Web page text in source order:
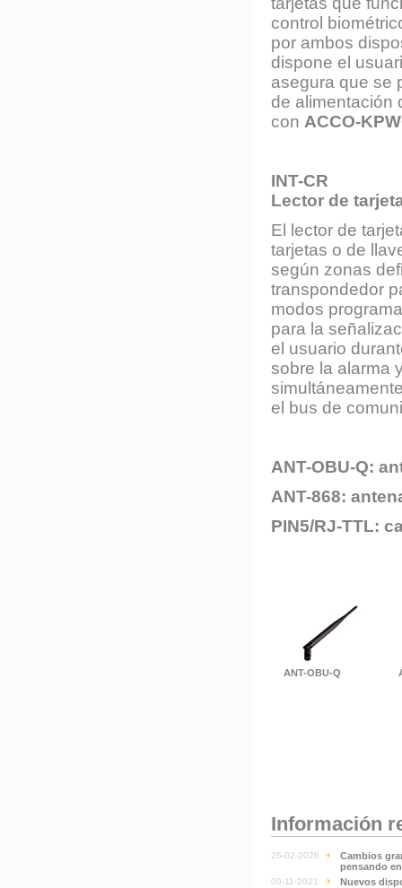
control
por ambos
dispone el
asegura que se
de alimentación
con ACCO-
INT-CR
Lector de
El lector de
tarjetas o de
según zonas
transpondedor
modos
para la
el usuario
sobre la alarma
el bus de
ANT-OBU-Q:
ANT-868:
PIN5/RJ-TTL:
ANT-OBU-Q
Información
26-02-2026
Cambios
pensando
09-11-2021
Nuevos